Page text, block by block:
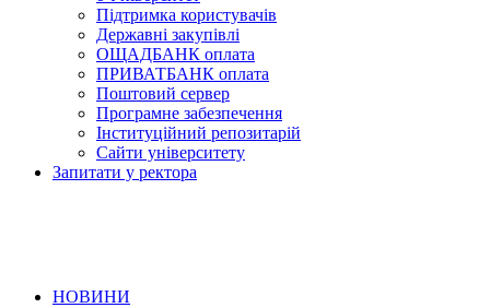
Підтримка користувачів
Державні закупівлі
ОЩАДБАНК оплата
ПРИВАТБАНК оплата
Поштовий сервер
Програмне забезпечення
Інституційний репозитарій
Сайти університету
Запитати у ректора
НОВИНИ